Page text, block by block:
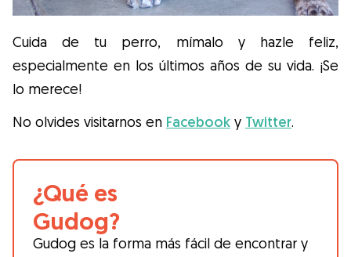
Cuida de tu perro, mímalo y hazle feliz,
especialmente en los últimos años de su vida. ¡Se
lo merece!
No olvides visitarnos en Facebook y Twitter.
¿Qué es
Gudog?
Gudog es la forma más fácil de encontrar y